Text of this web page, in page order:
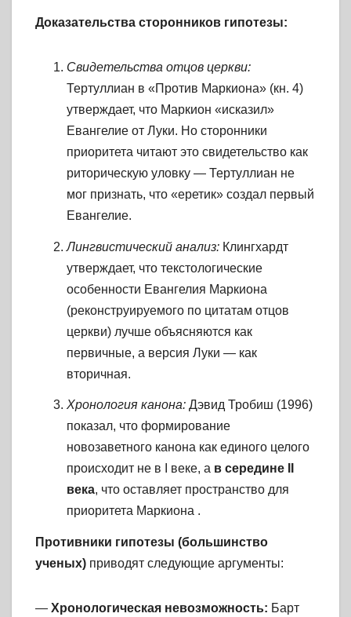
Доказательства сторонников гипотезы:
Свидетельства отцов церкви:
Тертуллиан в «Против Маркиона» (кн. 4)
утверждает, что Маркион «исказил»
Евангелие от Луки. Но сторонники
приоритета читают это свидетельство как
риторическую уловку — Тертуллиан не
мог признать, что «еретик» создал первый
Евангелие.
Лингвистический анализ: Клингхардт
утверждает, что текстологические
особенности Евангелия Маркиона
(реконструируемого по цитатам отцов
церкви) лучше объясняются как
первичные, а версия Луки — как
вторичная.
Хронология канона: Дэвид Тробиш (1996)
показал, что формирование
новозаветного канона как единого целого
происходит не в I веке, а в середине II
века, что оставляет пространство для
приоритета Маркиона .
Противники гипотезы (большинство
ученых) приводят следующие аргументы:
— Хронологическая невозможность: Барт